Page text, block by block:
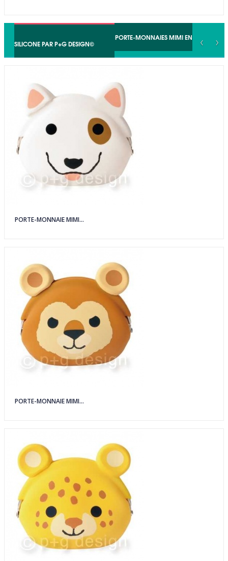
MIMI POCHI FRIENDS© • LES PORTE-MONNAIES MIMI EN
SILICONE PAR P+G DESIGN© ‹ ›
PORTE-MONNAIE MIMI...
PORTE-MONNAIE MIMI...